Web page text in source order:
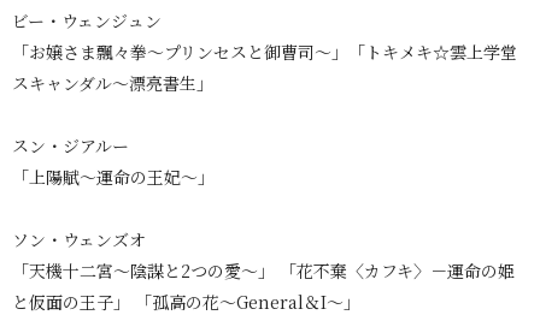
ビー・ウェンジュン
「お嬢さま飄々拳～プリンセスと御曹司～」「トキメキ☆雲上学堂
スキャンダル～漂亮書生」
スン・ジアルー
「上陽賦～運命の王妃～」
ソン・ウェンズオ
「天機十二宮～陰謀と2つの愛～」 「花不棄〈カフキ〉－運命の姫
と仮面の王子」 「孤高の花～General＆I～」